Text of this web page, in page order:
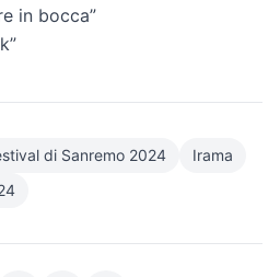
in bocca”
di Sanremo 2024
Irama